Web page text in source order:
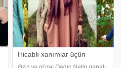
Hicablı xanımlar üçün